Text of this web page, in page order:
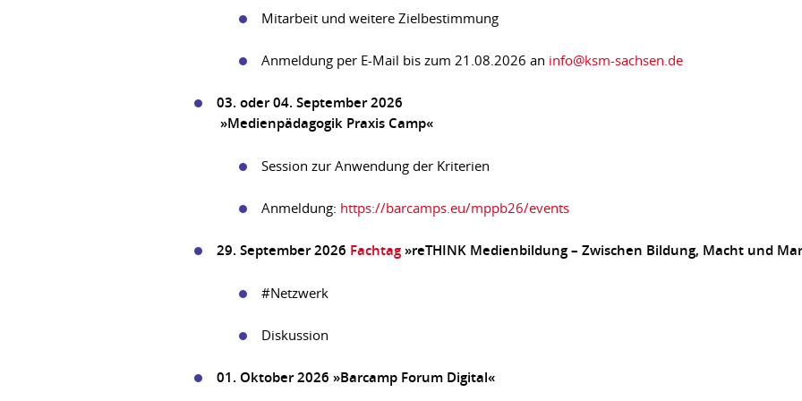
Mitarbeit und weitere Zielbestimmung
Anmeldung per E-Mail bis zum 21.08.2026 an info@ksm-sachsen.de
03. oder 04. September 2026
»Medienpädagogik Praxis Camp«
Session zur Anwendung der Kriterien
Anmeldung: https://barcamps.eu/mppb26/events
29. September 2026 Fachtag»reTHINK Medienbildung – Zwischen Bildung, Macht und
#Netzwerk
Diskussion
01. Oktober 2026 »Barcamp Forum Digital«